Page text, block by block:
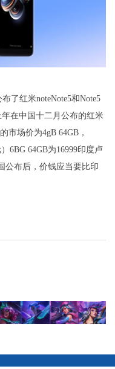
了红米noteNote5和Note5
年在中国十二月公布的红米
市场价为4gB 64GB，
6BG 64GB为16999印度卢
公布后，价钱应当要比印